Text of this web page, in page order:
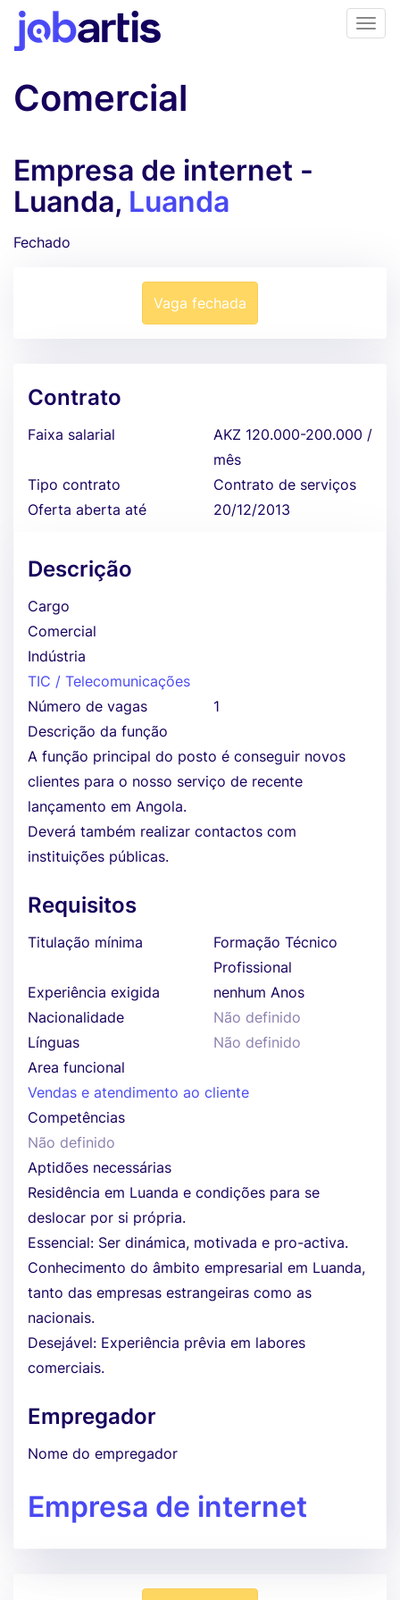
Comercial
Empresa de internet -
Luanda, Luanda
Fechado
Vaga fechada
Contrato
Faixa salarial
AKZ 120.000-200.000 /
mês
Tipo contrato
Contrato de serviços
Oferta aberta até
20/12/2013
Descrição
Cargo
Comercial
Indústria
TIC / Telecomunicações
Número de vagas
1
Descrição da função
A função principal do posto é conseguir novos
clientes para o nosso serviço de recente
lançamento em Angola.
Deverá também realizar contactos com
instituições públicas.
Requisitos
Titulação mínima
Formação Técnico
Profissional
Experiência exigida
nenhum Anos
Nacionalidade
Não definido
Línguas
Não definido
Area funcional
Vendas e atendimento ao cliente
Competências
Não definido
Aptidões necessárias
Residência em Luanda e condições para se
deslocar por si própria.
Essencial: Ser dinámica, motivada e pro-activa.
Conhecimento do âmbito empresarial em Luanda,
tanto das empresas estrangeiras como as
nacionais.
Desejável: Experiência prêvia em labores
comerciais.
Empregador
Nome do empregador
Empresa de internet